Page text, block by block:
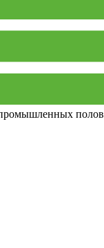
промышленных полов